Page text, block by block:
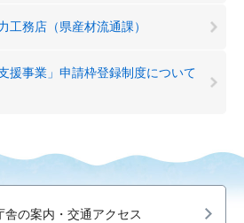
工務店（県産材流通課）
援事業」申請枠登録制度について
舎の案内・交通アクセス